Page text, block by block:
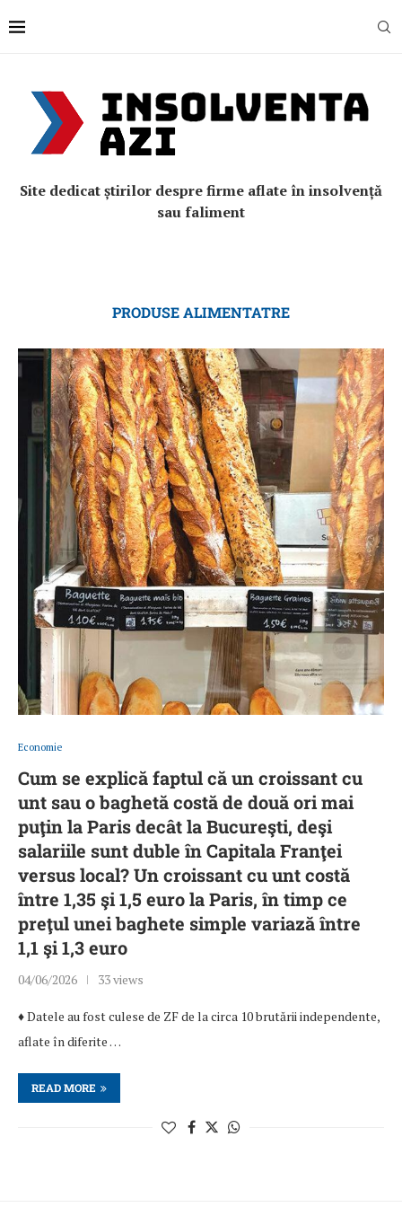
Site dedicat știrilor despre firme aflate în insolvență
sau faliment
PRODUSE ALIMENTATRE
Economie
Cum se explică faptul că un croissant cu
unt sau o baghetă costă de două ori mai
puţin la Paris decât la Bucureşti, deşi
salariile sunt duble în Capitala Franţei
versus local? Un croissant cu unt costă
între 1,35 şi 1,5 euro la Paris, în timp ce
preţul unei baghete simple variază între
1,1 şi 1,3 euro
04/06/2026 33 views
♦ Datele au fost culese de ZF de la circa 10 brutării independente,
aflate în diferite …
READ MORE